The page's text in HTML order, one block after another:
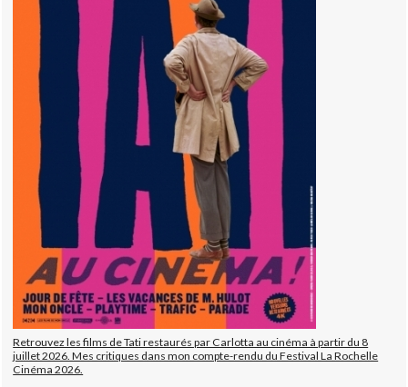
Retrouvez les films de Tati restaurés par Carlotta au cinéma à partir du 8
juillet 2026. Mes critiques dans mon compte-rendu du Festival La Rochelle
Cinéma 2026.